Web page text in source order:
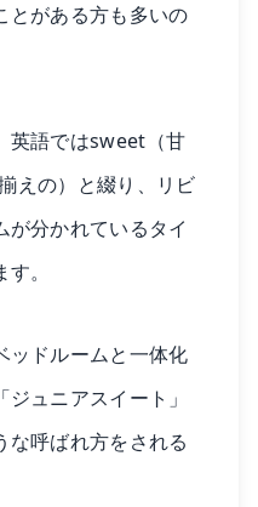
とがある方も多いの
英語ではsweet（甘
えの）と綴り、リビ
が分かれているタイ
。
ッドルームと一体化
ュニアスイート」
な呼ばれ方をされる